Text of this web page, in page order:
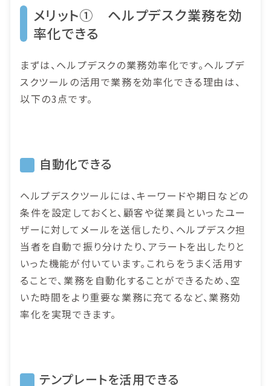
メリット① ヘルプデスク業務を効
率化できる
まずは、ヘルプデスクの業務効率化です。ヘルプデ
スクツールの活用で業務を効率化できる理由は、
以下の3点です。
自動化できる
ヘルプデスクツールには、キーワードや期日などの
条件を設定しておくと、顧客や従業員といったユー
ザーに対してメールを送信したり、ヘルプデスク担
当者を自動で振り分けたり、アラートを出したりと
いった機能が付いています。これらをうまく活用す
ることで、業務を自動化することができるため、空
いた時間をより重要な業務に充てるなど、業務効
率化を実現できます。
テンプレートを活用できる